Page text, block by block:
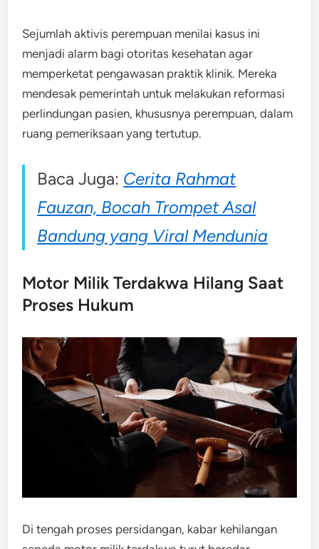
Sejumlah aktivis perempuan menilai kasus ini
menjadi alarm bagi otoritas kesehatan agar
memperketat pengawasan praktik klinik. Mereka
mendesak pemerintah untuk melakukan reformasi
perlindungan pasien, khususnya perempuan, dalam
ruang pemeriksaan yang tertutup.
Baca Juga: Cerita Rahmat
Fauzan, Bocah Trompet Asal
Bandung yang Viral Mendunia
Motor Milik Terdakwa Hilang Saat
Proses Hukum
Di tengah proses persidangan, kabar kehilangan